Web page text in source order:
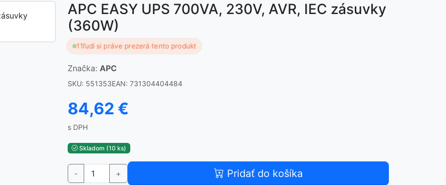
APC EASY UPS 700VA, 230V, AVR, IEC zásuvky
(360W)
11ľudí si práve prezerá tento produkt
Značka: APC
SKU: 551353EAN: 731304404484
84,62 €
s DPH
Skladom (10 ks)
- + Pridať do košíka